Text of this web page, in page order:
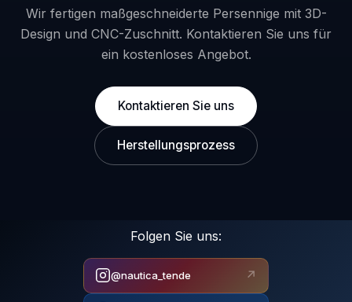
Wir fertigen maßgeschneiderte Persennige mit 3D-
Design und CNC-Zuschnitt. Kontaktieren Sie uns für
ein kostenloses Angebot.
Kontaktieren Sie uns
Herstellungsprozess
Folgen Sie uns:
@nautica_tende ↗